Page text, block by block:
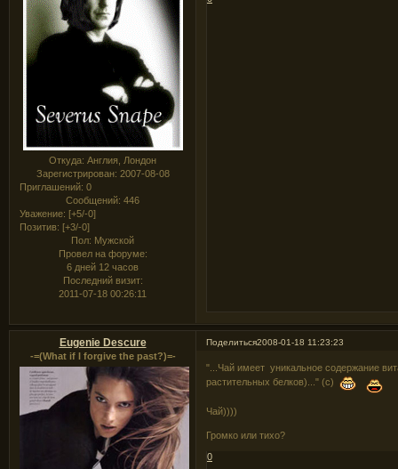
Откуда: Англия, Лондон
Зарегистрирован: 2007-08-08
Приглашений: 0
Сообщений: 446
Уважение: [+5/-0]
Позитив: [+3/-0]
Пол: Мужской
Провел на форуме:
6 дней 12 часов
Последний визит:
2011-07-18 00:26:11
Поделиться2008-01-18 11:23:23
Eugenie Descure
-=(What if I forgive the past?)=-
"...Чай имеет уникальное содержание
растительных белков)..." (с)
Чай))))
Громко или тихо?
0